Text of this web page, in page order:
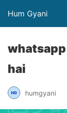
Hum Gyani
hai
humgyani